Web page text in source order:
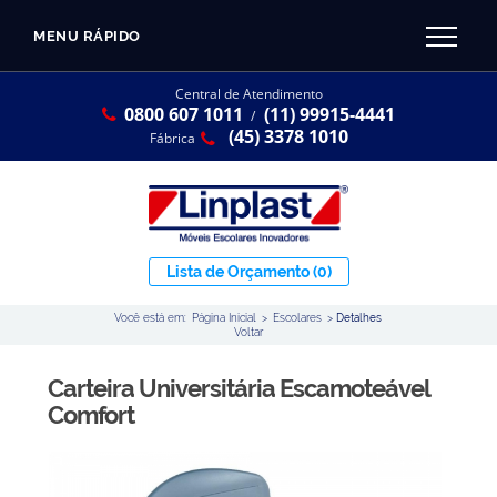
MENU RÁPIDO
Central de Atendimento
0800 607 1011 / (11) 99915-4441
Fábrica (45) 3378 1010
Lista de Orçamento(0)
Você está em: Página Inicial > Escolares >Detalhes
Voltar
Carteira Universitária Escamoteável
Comfort
Linha Resina Plástica
Ambiente Maker
CATÁLOGO LINPLAST 2025
SOBRE A EMPRESA